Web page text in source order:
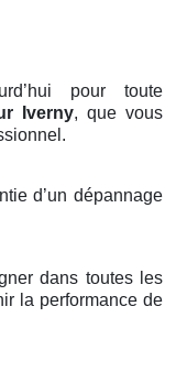
pour toute
Iverny, que vous
d’un dépannage
dans toutes les
la performance de